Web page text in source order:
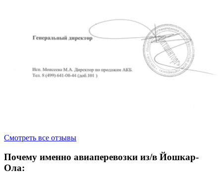
Смотреть все отзывы
Почему именно авиаперевозки из/в Йошкар-
Ола: